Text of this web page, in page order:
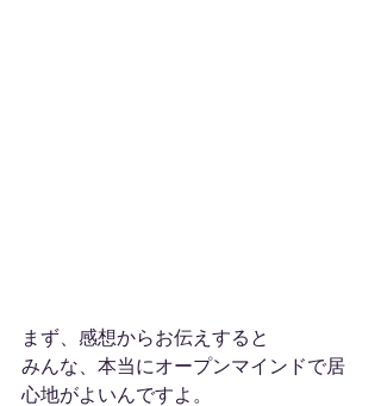
まず、感想からお伝えすると
みんな、本当にオープンマインドで居
心地がよいんですよ。